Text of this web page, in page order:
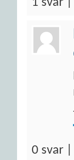
1 svar
0 svar |